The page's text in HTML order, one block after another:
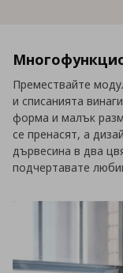
Премествайте
и списанията
форма и малък
се пренасят, а
дървесина в два
подчертавате